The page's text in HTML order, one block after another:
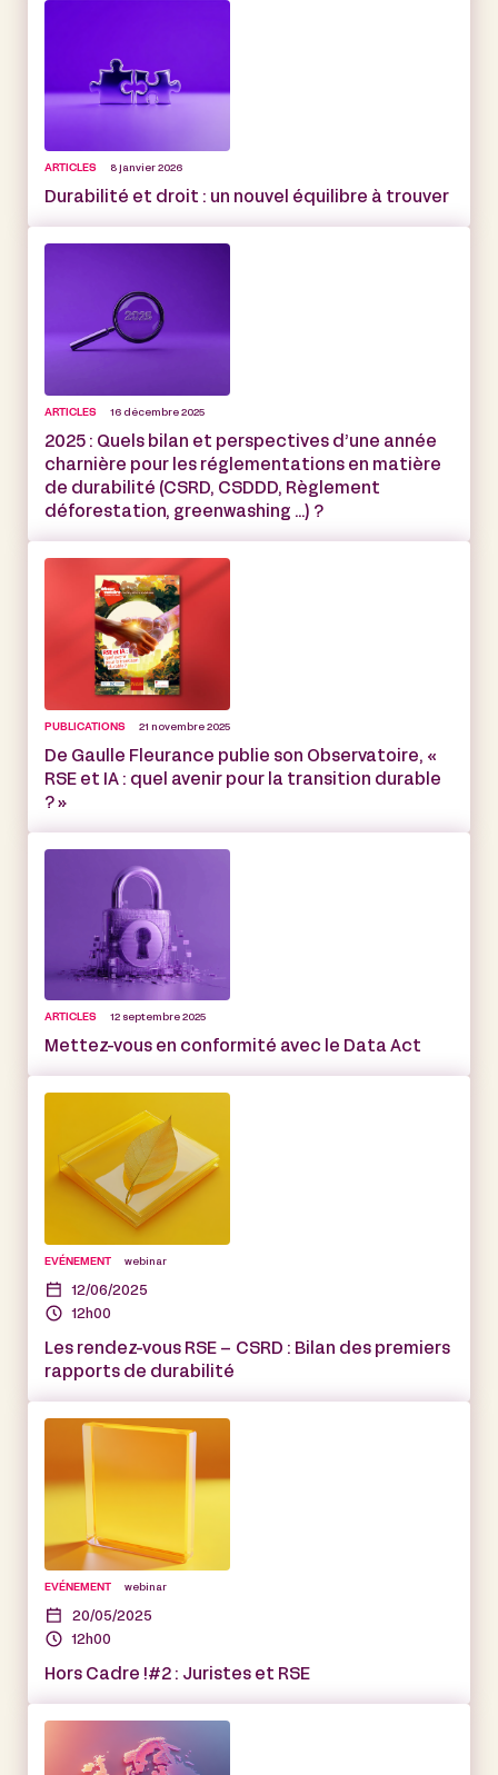
ARTICLES 8 janvier 2026
Durabilité et droit : un nouvel équilibre à trouver
ARTICLES 16 décembre 2025
2025 : Quels bilan et perspectives d’une année
charnière pour les réglementations en matière
de durabilité (CSRD, CSDDD, Règlement
déforestation, greenwashing …) ?
PUBLICATIONS 21 novembre 2025
De Gaulle Fleurance publie son Observatoire, «
RSE et IA : quel avenir pour la transition durable
? »
ARTICLES 12 septembre 2025
Mettez-vous en conformité avec le Data Act
EVÉNEMENT webinar
12/06/2025
12h00
Les rendez-vous RSE – CSRD : Bilan des premiers
rapports de durabilité
EVÉNEMENT webinar
20/05/2025
12h00
Hors Cadre !#2 : Juristes et RSE